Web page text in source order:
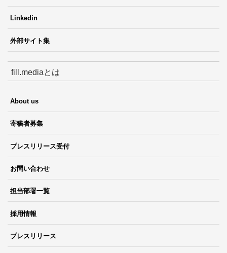
Linkedin
外部サイト集
fill.mediaとは
About us
寄稿者募集
プレスリリース受付
お問い合わせ
担当部署一覧
採用情報
プレスリリース